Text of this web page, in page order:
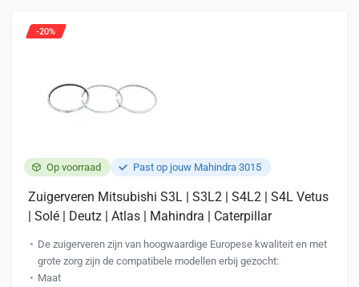
kan
Op voorraad Past op jouw Mahindra 3015
-20%
Zuigerveren Mitsubishi S3L | S3L2 | S4L2 | S4L Vetus
| Solé | Deutz | Atlas | Mahindra | Caterpillar
De zuigerveren zijn van hoogwaardige Europese kwaliteit en met
grote zorg zijn de compatibele modellen erbij gezocht:
Maat